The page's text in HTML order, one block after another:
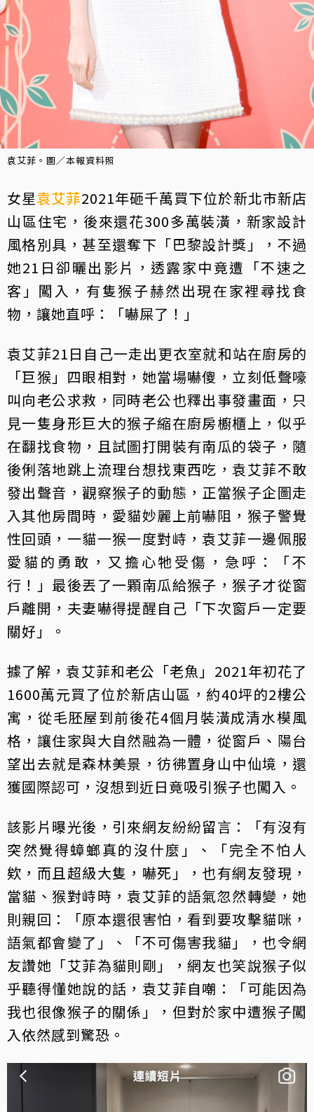
袁艾菲。圖／本報資料照
女星袁艾菲2021年砸千萬買下位於新北市新店
山區住宅，後來還花300多萬裝潢，新家設計
風格別具，甚至還奪下「巴黎設計獎」，不過
她21日卻曬出影片，透露家中竟遭「不速之
客」闖入，有隻猴子赫然出現在家裡尋找食
物，讓她直呼：「嚇屎了！」
袁艾菲21日自己一走出更衣室就和站在廚房的
「巨猴」四眼相對，她當場嚇傻，立刻低聲嚎
叫向老公求救，同時老公也釋出事發畫面，只
見一隻身形巨大的猴子縮在廚房櫥櫃上，似乎
在翻找食物，且試圖打開裝有南瓜的袋子，隨
後俐落地跳上流理台想找東西吃，袁艾菲不敢
發出聲音，觀察猴子的動態，正當猴子企圖走
入其他房間時，愛貓妙麗上前嚇阻，猴子警覺
性回頭，一貓一猴一度對峙，袁艾菲一邊佩服
愛貓的勇敢，又擔心牠受傷，急呼：「不
行！」最後丟了一顆南瓜給猴子，猴子才從窗
戶離開，夫妻嚇得提醒自己「下次窗戶一定要
關好」。
據了解，袁艾菲和老公「老魚」2021年初花了
1600萬元買了位於新店山區，約40坪的2樓公
寓，從毛胚屋到前後花4個月裝潢成清水模風
格，讓住家與大自然融為一體，從窗戶、陽台
望出去就是森林美景，彷彿置身山中仙境，還
獲國際認可，沒想到近日竟吸引猴子也闖入。
該影片曝光後，引來網友紛紛留言：「有沒有
突然覺得蟑螂真的沒什麼」、「完全不怕人
欸，而且超級大隻，嚇死」，也有網友發現，
當貓、猴對峙時，袁艾菲的語氣忽然轉變，她
則親回：「原本還很害怕，看到要攻擊貓咪，
語氣都會變了」、「不可傷害我貓」，也令網
友讚她「艾菲為貓則剛」，網友也笑說猴子似
乎聽得懂她說的話，袁艾菲自嘲：「可能因為
我也很像猴子的關係」，但對於家中遭猴子闖
入依然感到驚恐。